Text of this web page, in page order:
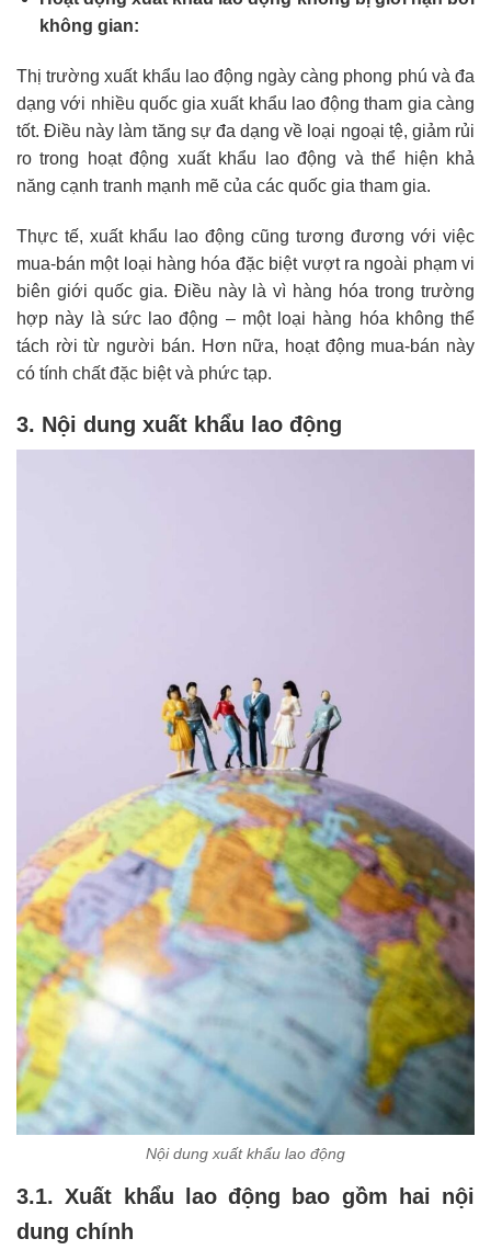
không gian:
Thị trường xuất khẩu lao động ngày càng phong phú và đa
dạng với nhiều quốc gia xuất khẩu lao động tham gia càng
tốt. Điều này làm tăng sự đa dạng về loại ngoại tệ, giảm rủi
ro trong hoạt động xuất khẩu lao động và thể hiện khả
năng cạnh tranh mạnh mẽ của các quốc gia tham gia.
Thực tế, xuất khẩu lao động cũng tương đương với việc
mua-bán một loại hàng hóa đặc biệt vượt ra ngoài phạm vi
biên giới quốc gia. Điều này là vì hàng hóa trong trường
hợp này là sức lao động – một loại hàng hóa không thể
tách rời từ người bán. Hơn nữa, hoạt động mua-bán này
có tính chất đặc biệt và phức tạp.
3. Nội dung xuất khẩu lao động
Nội dung xuất khẩu lao động
3.1. Xuất khẩu lao động bao gồm hai nội
dung chính